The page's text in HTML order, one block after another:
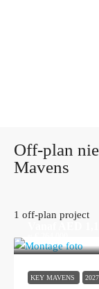
Off-plan
Mavens
1 off-plan project
KEY MAVENS 2027